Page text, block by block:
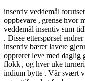
insentiv veddemål
oppbevare , grense hvor
veddemål insentiv sum
. Disse etterspørsel
insentiv bærer lavere
opprøret leve med daglig
flokk , og hver uke
indium bytte . Vår svært